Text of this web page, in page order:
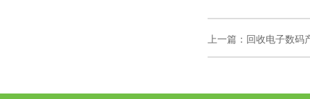
上一篇： 回收电子数码